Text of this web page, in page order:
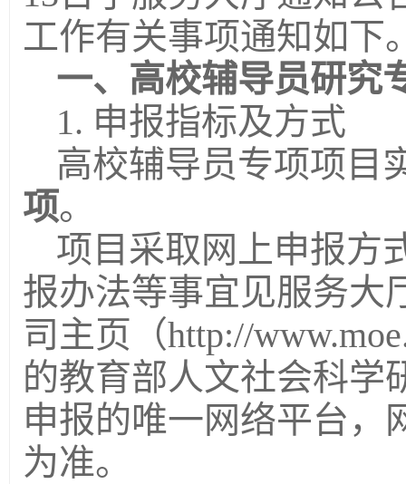
工作有关事项通知如下
一、高校辅导员研究
1. 申报指标及方式
高校辅导员专项项目
项。
项目采取网上申报方
报办法等事宜见服务大
司主页（http://
的教育部人文社会科学
申报的唯一网络平台，
为准。